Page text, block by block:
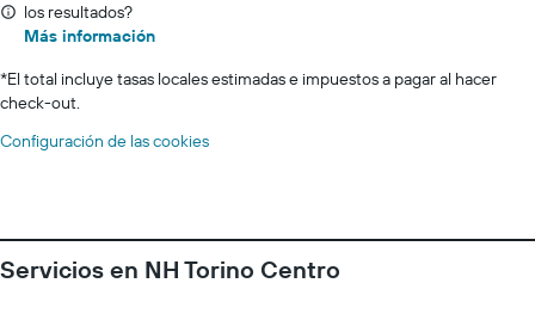
los resultados?
Más información
*El total incluye tasas locales estimadas e impuestos a pagar al hacer
check-out.
Configuración de las cookies
Servicios en NH Torino Centro